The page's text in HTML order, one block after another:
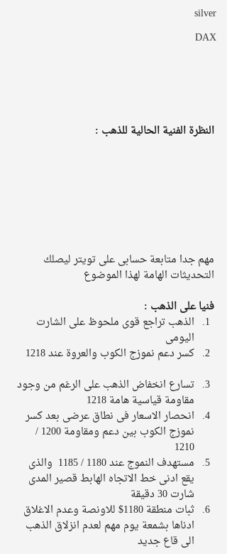
silver
DAX
النظرة الفنية الحالية للذهب :
مهم جدا متابعة حسابى على تويتر ليصلك
التحديثات الهامة لهذا الموضوع
فنيا على الذهب :
الذهب تراجع قوى ملحوظ على الشارت
اليومى
تسارع انخفاض الذهب على الرغم من وجود
مقاومة قياسية هامة 1218
انحصار الاسعار فى نطاق عرضى بعد كسر
نموزج الكوب بين دعم ومقاومة 1200 /
1210
مستهدف النموج عند 1180 / 1185  والذى
يقع ادنى خط الاتجاه الهابط قصير المدى
شارت 30 دقيقة
ثبات منطقة 1180$ للاونصة وعدم الاغلاق
ادناها بشمعة يوم مهم لعدم انزلاق الذهب
الى قاع جديد